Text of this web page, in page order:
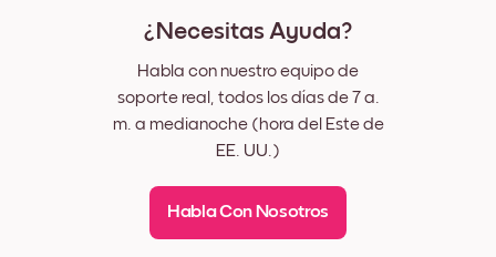
¿Necesitas Ayuda?
Habla con nuestro equipo de
soporte real, todos los días de 7 a.
m. a medianoche (hora del Este de
EE. UU.)
Habla Con Nosotros